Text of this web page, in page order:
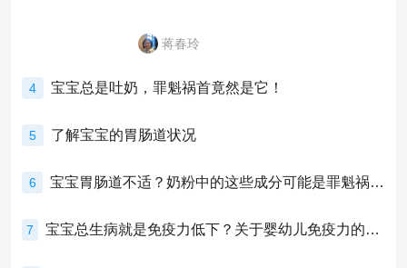
蒋春玲
4 宝宝总是吐奶，罪魁祸首竟然是它！
5 了解宝宝的胃肠道状况
6 宝宝胃肠道不适？奶粉中的这些成分可能是罪魁祸首！
7 宝宝总生病就是免疫力低下？关于婴幼儿免疫力的真相，家长必须了解！